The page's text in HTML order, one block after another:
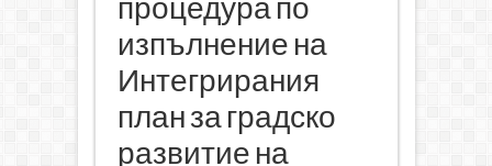
процедура по
изпълнение на
Интегрирания
план за градско
развитие на